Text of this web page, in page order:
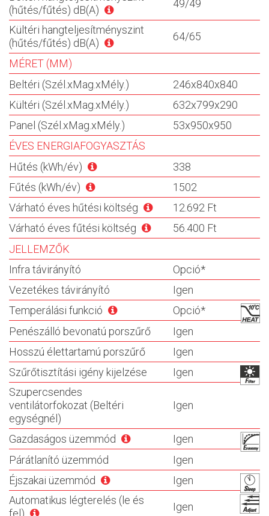
(hűtés/fűtés) dB(A)
49/49
Kültéri hangteljesítményszint
(hűtés/fűtés) dB(A)
64/65
MÉRET (MM)
Beltéri (Szél.xMag.xMély.)
246x840x840
Kültéri (Szél.xMag.xMély.)
632x799x290
Panel (Szél.xMag.xMély.)
53x950x950
ÉVES ENERGIAFOGYASZTÁS
Hűtés (kWh/év)
338
Fűtés (kWh/év)
1502
Várható éves hűtési költség
12.692 Ft
Várható éves fűtési költség
56.400 Ft
JELLEMZŐK
Infra távirányító
Opció*
Vezetékes távirányító
Igen
Temperálási funkció
Opció*
Penészálló bevonatú porszűrő
Igen
Hosszú élettartamú porszűrő
Igen
Szűrőtisztítási igény kijelzése
Igen
Szupercsendes
ventilátorfokozat (Beltéri
egységnél)
Igen
Gazdaságos üzemmód
Igen
Párátlanító üzemmód
Igen
Éjszakai üzemmód
Igen
Automatikus légterelés (le és
fel)
Igen